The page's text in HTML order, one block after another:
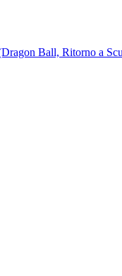
Ball, Ritorno a